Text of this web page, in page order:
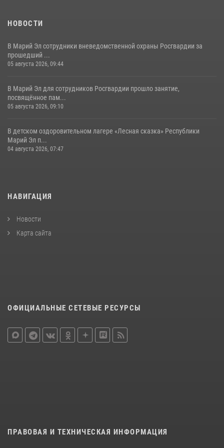
НОВОСТИ
В Марий Эл сотрудники вневедомственной охраны Росгвардии за
прошедший ...
05 августа 2026, 09:44
В Марий Эл для сотрудников Росгвардии прошло занятие,
посвящённое пам...
05 августа 2026, 09:10
В детском оздоровительном лагере «Лесная сказка» Республики
Марий Эл п...
04 августа 2026, 07:47
НАВИГАЦИЯ
Новости
Карта сайта
ОФИЦИАЛЬНЫЕ СЕТЕВЫЕ РЕСУРСЫ
ПРАВОВАЯ И ТЕХНИЧЕСКАЯ ИНФОРМАЦИЯ